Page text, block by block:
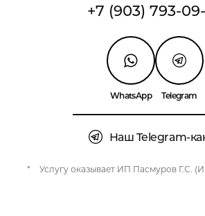
+7 (903) 793-
WhatsApp Telegram
Наш Telegram-
* Услугу оказывает ИП Пасмуров Г.С.